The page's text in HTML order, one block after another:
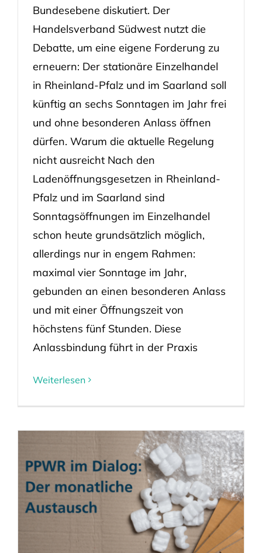
Bundesebene diskutiert. Der
Handelsverband Südwest nutzt die
Debatte, um eine eigene Forderung zu
erneuern: Der stationäre Einzelhandel
in Rheinland-Pfalz und im Saarland soll
künftig an sechs Sonntagen im Jahr frei
und ohne besonderen Anlass öffnen
dürfen. Warum die aktuelle Regelung
nicht ausreicht Nach den
Ladenöffnungsgesetzen in Rheinland-
Pfalz und im Saarland sind
Sonntagsöffnungen im Einzelhandel
schon heute grundsätzlich möglich,
allerdings nur in engem Rahmen:
maximal vier Sonntage im Jahr,
gebunden an einen besonderen Anlass
und mit einer Öffnungszeit von
höchstens fünf Stunden. Diese
Anlassbindung führt in der Praxis
Weiterlesen